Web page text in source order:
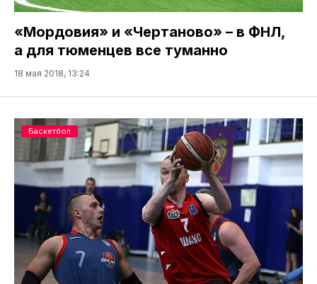
«Мордовия» и «Чертаново» – в ФНЛ,
а для тюменцев все туманно
18 мая 2018, 13:24
Баскетбол